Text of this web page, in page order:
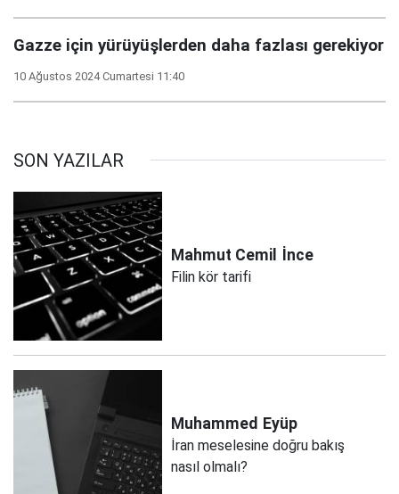
Gazze için yürüyüşlerden daha fazlası gerekiyor
10 Ağustos 2024 Cumartesi 11:40
SON YAZILAR
Mahmut Cemil İnce
Filin kör tarifi
Muhammed Eyüp
İran meselesine doğru bakış
nasıl olmalı?